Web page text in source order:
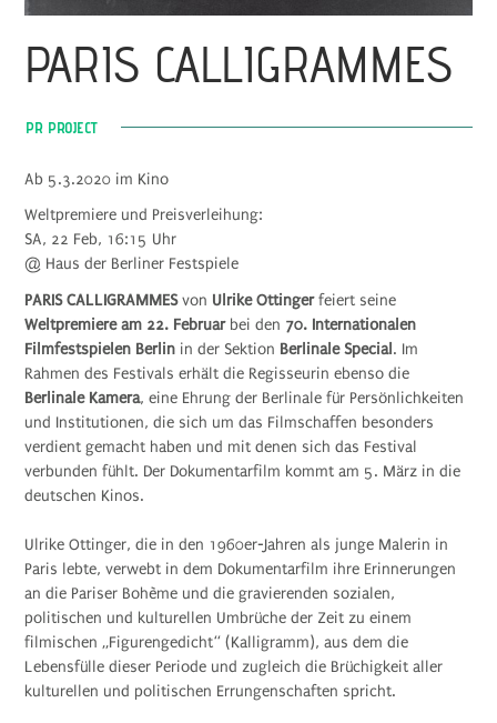
PARIS CALLIGRAMMES
PR PROJECT
Ab 5.3.2020 im Kino
Weltpremiere und Preisverleihung:
SA, 22 Feb, 16:15 Uhr
@ Haus der Berliner Festspiele
PARIS CALLIGRAMMESvon Ulrike Ottingerfeiert seine
Weltpremiere am 22. Februarbei den 70. Internationalen
Filmfestspielen Berlin in der Sektion Berlinale Special . Im
Rahmen des Festivals erhält die Regisseurin ebenso die
Berlinale Kamera, eine Ehrung der Berlinale für Persönlichkeiten
und Institutionen, die sich um das Filmschaffen besonders
verdient gemacht haben und mit denen sich das Festival
verbunden fühlt. Der Dokumentarfilm kommt am 5. März in die
deutschen Kinos.
Ulrike Ottinger, die in den 1960er-Jahren als junge Malerin in
Paris lebte, verwebt in dem Dokumentarfilm ihre Erinnerungen
an die Pariser Bohème und die gravierenden sozialen,
politischen und kulturellen Umbrüche der Zeit zu einem
filmischen „Figurengedicht“ (Kalligramm), aus dem die
Lebensfülle dieser Periode und zugleich die Brüchigkeit aller
kulturellen und politischen Errungenschaften spricht.